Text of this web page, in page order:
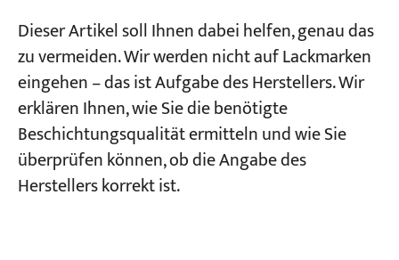
Wie man die Qualität der Beschichtung
überprüft: Eine fünfstufige Abnahme-
Checkliste für die Beschaffung
Schritt 1: Inspektion der
Oberflächenvorbereitung
Schritt 2: Überprüfung der klimatischen
Bedingungen
Dieser Artikel soll Ihnen dabei helfen, genau das
zu vermeiden. Wir werden nicht auf Lackmarken
eingehen – das ist Aufgabe des Herstellers. Wir
erklären Ihnen, wie Sie die benötigte
Beschichtungsqualität ermitteln und wie Sie
überprüfen können, ob die Angabe des
Herstellers korrekt ist.